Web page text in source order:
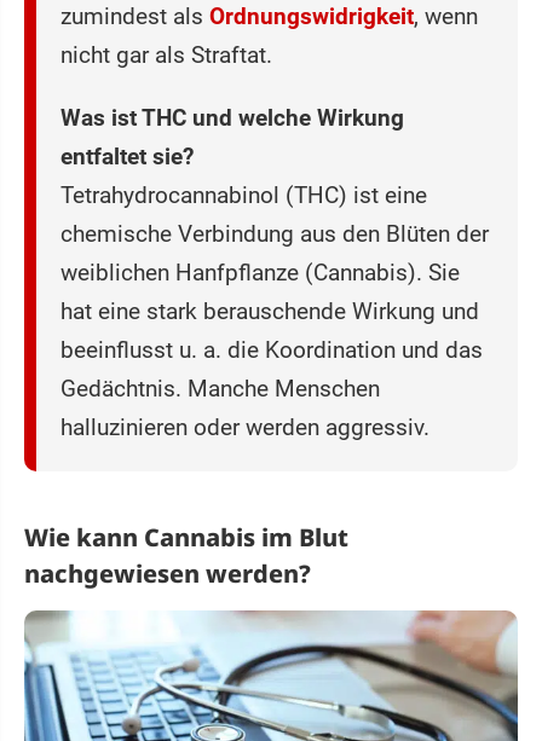
zumindest als Ordnungswidrigkeit, wenn
nicht gar als Straftat.
Was ist THC und welche Wirkung
entfaltet sie?
Tetrahydrocannabinol (THC) ist eine
chemische Verbindung aus den Blüten der
weiblichen Hanfpflanze (Cannabis). Sie
hat eine stark berauschende Wirkung und
beeinflusst u. a. die Koordination und das
Gedächtnis. Manche Menschen
halluzinieren oder werden aggressiv.
Wie kann Cannabis im Blut
nachgewiesen werden?